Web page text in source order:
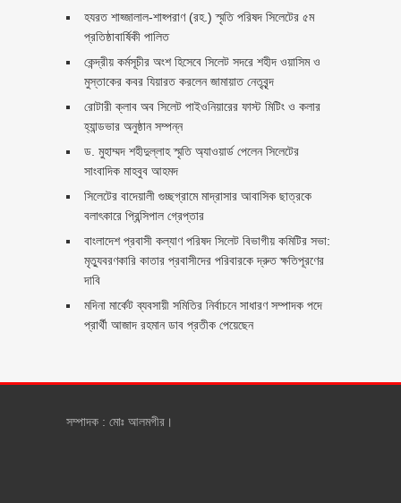
হযরত শাহ্জালাল-শাহ্পরাণ (রহ.) স্মৃতি পরিষদ সিলেটের ৫ম
প্রতিষ্ঠাবার্ষিকী পালিত ‎​
কেন্দ্রীয় কর্মসূচীর অংশ হিসেবে সিলেট সদরে শহীদ ওয়াসিম ও
মুস্তাকের কবর যিয়ারত করলেন জামায়াত নেতৃবৃন্দ ‎
রোটারী ক্লাব অব সিলেট পাইওনিয়ারের ফাস্ট মিটিং ও কলার
হ্যান্ডভার অনুষ্ঠান সম্পন্ন
ড. মুহাম্মদ শহীদুল্লাহ স্মৃতি অ্যাওয়ার্ড পেলেন সিলেটের
সাংবাদিক মাহবুব আহমদ
সিলেটের বাদেয়ালী গুচ্ছগ্রামে মাদ্রাসার আবাসিক ছাত্রকে
বলাৎকারে প্রিন্সিপাল গ্রেপ্তার ‎
বাংলাদেশ প্রবাসী কল্যাণ পরিষদ সিলেট বিভাগীয় কমিটির সভা:
মৃত্যুবরণকারি কাতার প্রবাসীদের পরিবারকে দ্রুত ক্ষতিপূরণের
দাবি
মদিনা মার্কেট ব্যবসায়ী সমিতির নির্বাচনে সাধারণ সম্পাদক পদে
প্রার্থী আজাদ রহমান ডাব প্রতীক পেয়েছেন ‎
সম্পাদক : মোঃ আলমগীর।